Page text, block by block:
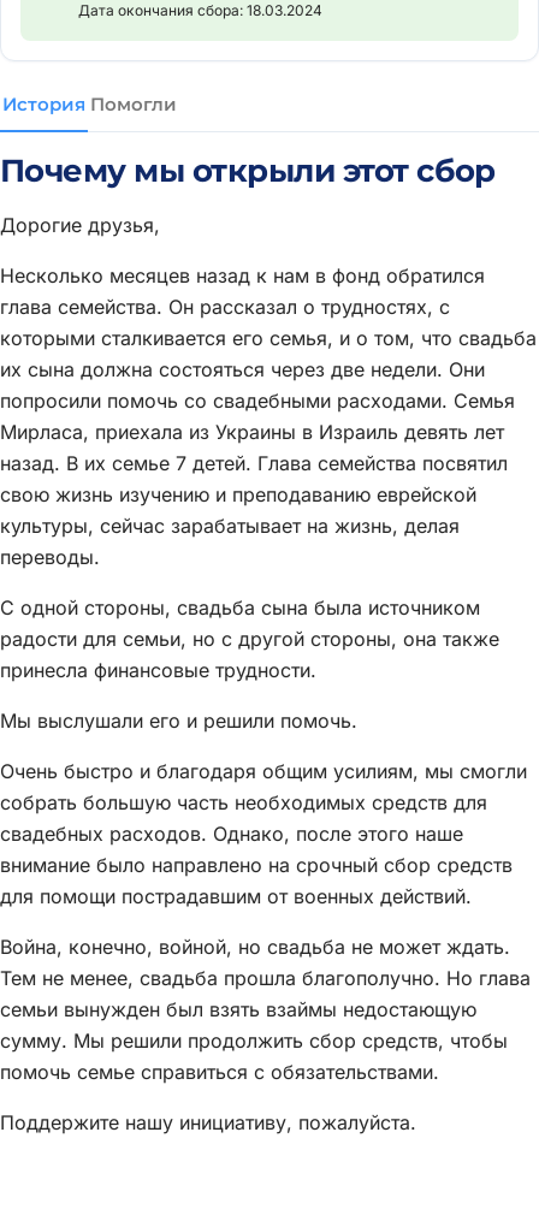
История Помогли
Дата окончания сбора: 18.03.2024
Почему мы открыли этот сбор
Дорогие друзья,
Несколько месяцев назад к нам в фонд обратился
глава семейства. Он рассказал о трудностях, с
которыми сталкивается его семья, и о том, что свадьба
их сына должна состояться через две недели. Они
попросили помочь со свадебными расходами. Семья
Мирласа, приехала из Украины в Израиль девять лет
назад. В их семье 7 детей. Глава семейства посвятил
свою жизнь изучению и преподаванию еврейской
культуры, сейчас зарабатывает на жизнь, делая
переводы.
С одной стороны, свадьба сына была источником
радости для семьи, но с другой стороны, она также
принесла финансовые трудности.
Мы выслушали его и решили помочь.
Очень быстро и благодаря общим усилиям, мы смогли
собрать большую часть необходимых средств для
свадебных расходов. Однако, после этого наше
внимание было направлено на срочный сбор средств
для помощи пострадавшим от военных действий.
Война, конечно, войной, но свадьба не может ждать.
Тем не менее, свадьба прошла благополучно. Но глава
семьи вынужден был взять взаймы недостающую
сумму. Мы решили продолжить сбор средств, чтобы
помочь семье справиться с обязательствами.
Поддержите нашу инициативу, пожалуйста.